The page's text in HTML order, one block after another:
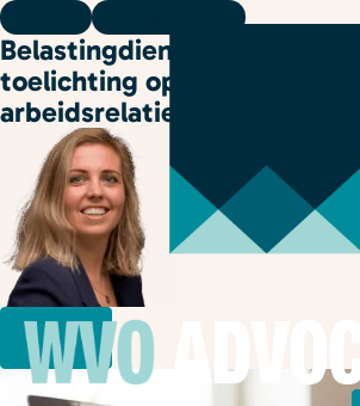
Belastingdienst publiceert
toelichting op de
arbeidsrelatie
Geschreven door